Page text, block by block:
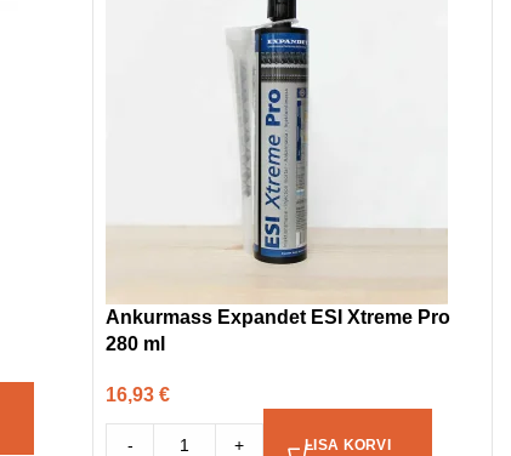
Ankurmass Expandet ESI Xtreme Pro
280 ml
16,93 €
- + LISA KORVI